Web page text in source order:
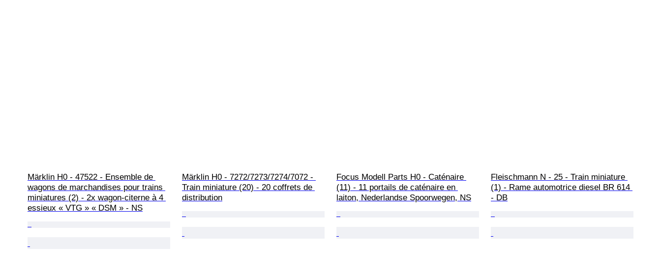
Märklin H0 - 47522 - Ensemble de
wagons de marchandises pour trains
miniatures (2) - 2x wagon-citerne à 4
essieux « VTG » « DSM » - NS
Märklin H0 - 7272/7273/7274/7072 -
Train miniature (20) - 20 coffrets de
distribution
Focus Modell Parts H0 - Caténaire
(11) - 11 portails de caténaire en
laiton, Nederlandse Spoorwegen, NS
Fleischmann N - 25 - Train miniature
(1) - Rame automotrice diesel BR 614
- DB